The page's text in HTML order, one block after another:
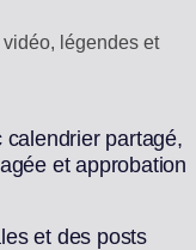
légendes et
partagé,
et approbation
et des posts